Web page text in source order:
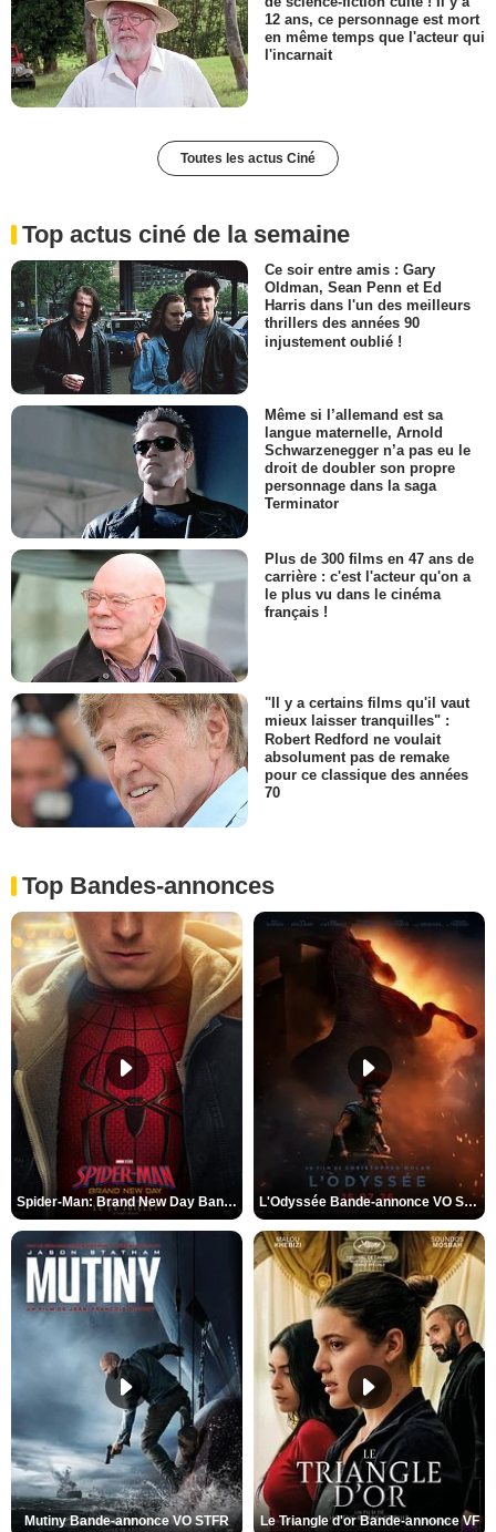
12 ans, ce personnage est mort
en même temps que l'acteur qui
l'incarnait
Toutes les actus Ciné
Top actus ciné de la semaine
Ce soir entre amis : Gary
Oldman, Sean Penn et Ed
Harris dans l'un des meilleurs
thrillers des années 90
injustement oublié !
Même si l’allemand est sa
langue maternelle, Arnold
Schwarzenegger n’a pas eu le
droit de doubler son propre
personnage dans la saga
Terminator
Plus de 300 films en 47 ans de
carrière : c'est l'acteur qu'on a
le plus vu dans le cinéma
français !
"Il y a certains films qu'il vaut
mieux laisser tranquilles" :
Robert Redford ne voulait
absolument pas de remake
pour ce classique des années
70
Top Bandes-annonces
Spider-Man: Brand New Day Bande-annonce VO STFR L'Odyssée Bande-annonce VO STFR
Mutiny Bande-annonce VO STFR Le Triangle d'or Bande-annonce VF